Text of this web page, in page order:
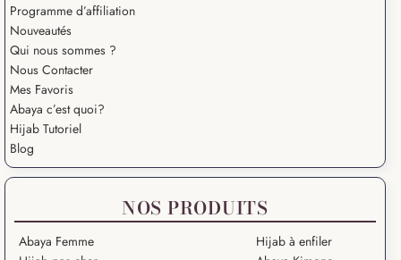
Programme d’affiliation
Nouveautés
Qui nous sommes ?
Nous Contacter
Mes Favoris
Abaya c’est quoi?
Hijab Tutoriel
Blog
NOS PRODUITS
Abaya Femme
Hijab à enfiler